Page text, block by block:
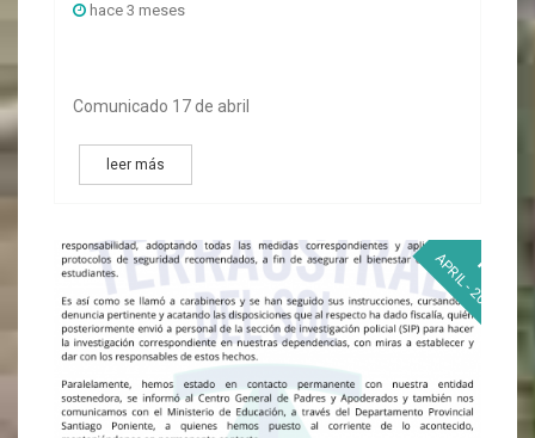
hace 3 meses
Comunicado 17 de abril
leer más
16
APRIL - 2026